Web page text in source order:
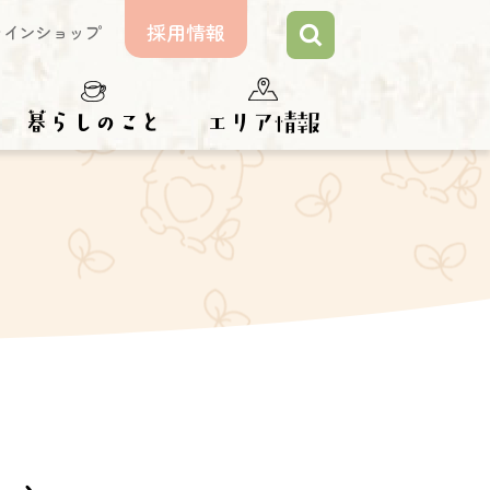
ンショップ 採用情報
らしのこと エリア情報